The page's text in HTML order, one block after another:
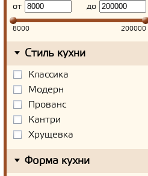
от до
8000 200000
Стиль кухни
Классика
Модерн
Прованс
Кантри
Хрущевка
Форма кухни